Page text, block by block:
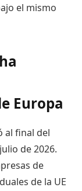
el mismo
Europa
al final del
de 2026.
de
de la UE